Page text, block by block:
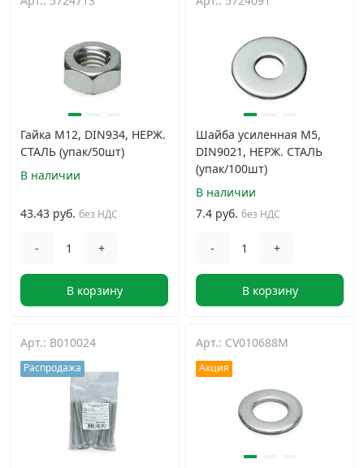
Кабельный крепеж
Заклепки
Химический крепеж
Хомуты и шуруп-шпильки ›
Шурупы и саморезы
Грузовой крепеж
Комплекты и наборы крепежа
Гайка М12, DIN934, НЕРЖ.
СТАЛЬ (упак/50шт)
В наличии
43.43 руб. без НДС
- +
В корзину
Шайба усиленная М5,
DIN9021, НЕРЖ. СТАЛЬ
(упак/100шт)
В наличии
7.4 руб. без НДС
- +
В корзину
Арт.: B010024
Распродажа
Арт.: CV010688M
Акция